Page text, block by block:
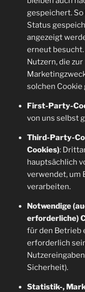
gespeichert.
Status
angezeigt
erneut
Nutzern, die
solchen
First-Party-
von uns selbst
Third-Party-
Cookies):
hauptsächlich
verwendet, um
verarbeiten.
Notwendige
erforderliche)
für den Betrieb
erforderlich
Sicherheit).
Statistik-,